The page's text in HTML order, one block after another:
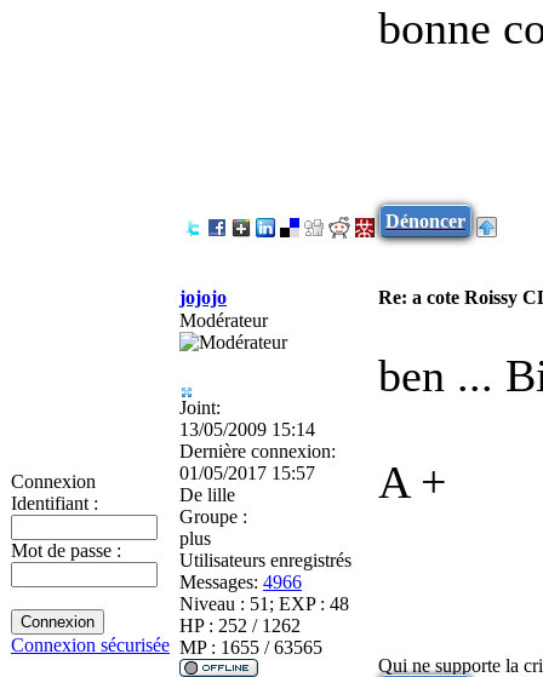
Connexion
Identifiant :
Mot de passe :
Connexion sécurisée
bonne
Dénoncer
jojojo
Re: a cote Roissy
Modérateur
Joint:
13/05/2009 15:14
Dernière connexion:
01/05/2017 15:57
De lille
Groupe :
plus
Utilisateurs enregistrés
Messages: 4966
Niveau : 51; EXP : 48
HP : 252 / 1262
MP : 1655 / 63565
ben ...
A +
Qui ne supporte la